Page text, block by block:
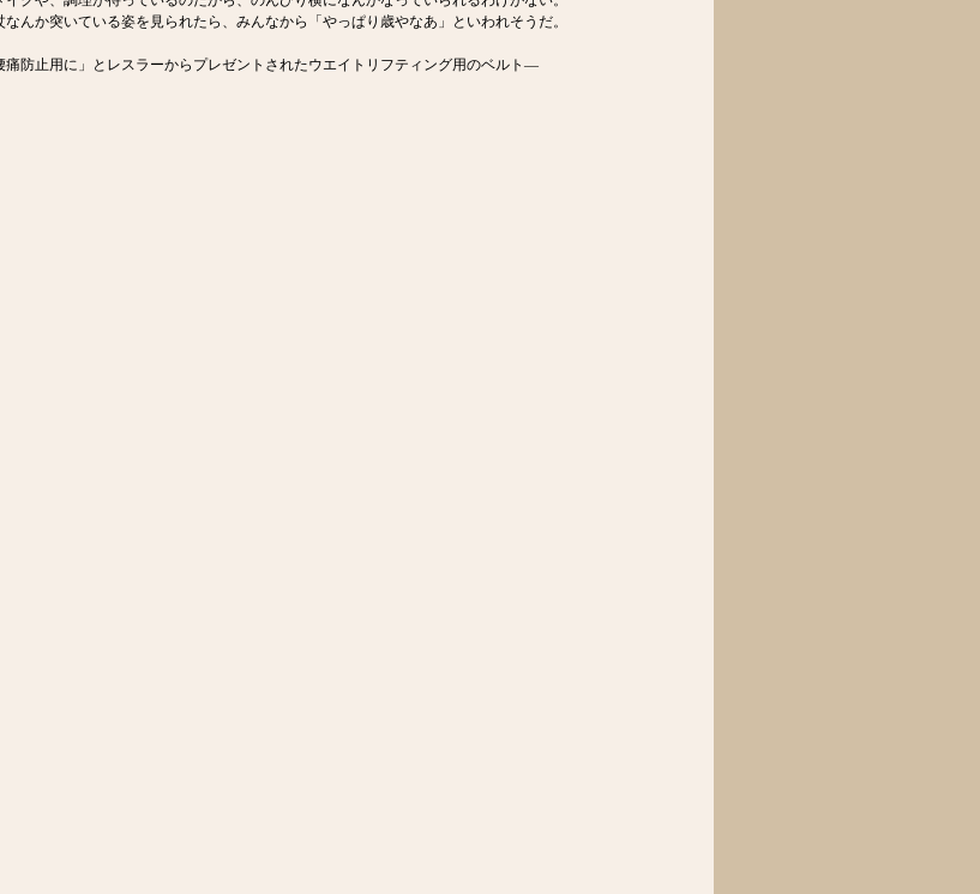
んか突いている姿を見られたら、みんなから「やっぱり歳やなあ」といわれそうだ。
防止用に」とレスラーからプレゼントされたウエイトリフティング用のベルト―